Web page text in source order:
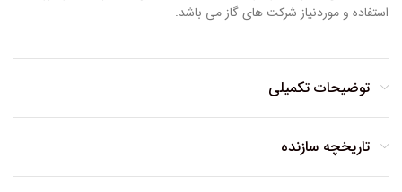
استفاده و موردنیاز شرکت های گاز می باشد.
توضیحات تکمیلی
تاریخچه سازنده